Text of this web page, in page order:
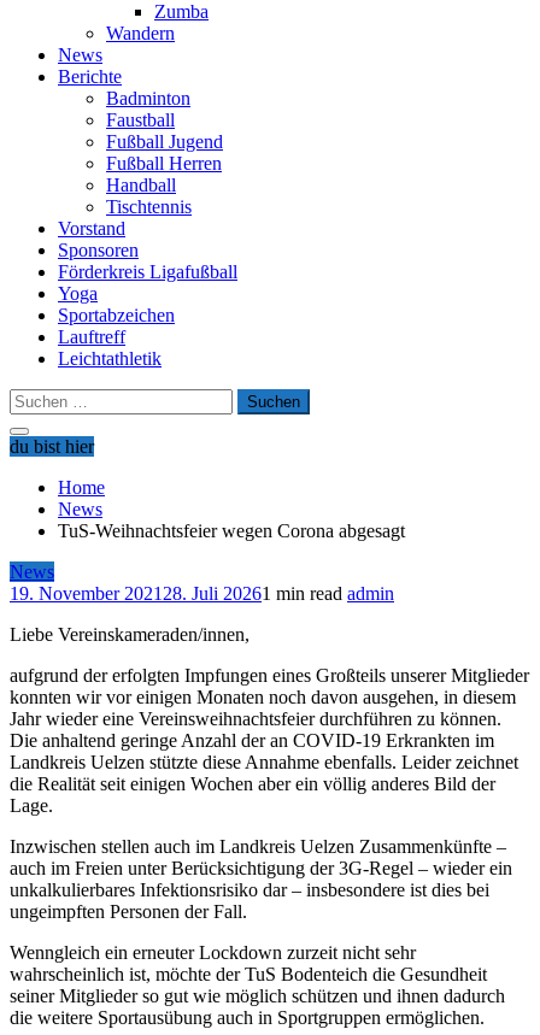
Zumba
Wandern
News
Berichte
Badminton
Faustball
Fußball Jugend
Fußball Herren
Handball
Tischtennis
Vorstand
Sponsoren
Förderkreis Ligafußball
Yoga
Sportabzeichen
Lauftreff
Leichtathletik
Suchen
nach:
du bist hier
Home
News
TuS-Weihnachtsfeier wegen Corona abgesagt
News
19. November 2021 28. Juli 20261 min read admin
Liebe Vereinskameraden/innen,
aufgrund der erfolgten Impfungen eines Großteils unserer Mitglieder
konnten wir vor einigen Monaten noch davon ausgehen, in diesem
Jahr wieder eine Vereinsweihnachtsfeier durchführen zu können.
Die anhaltend geringe Anzahl der an COVID-19 Erkrankten im
Landkreis Uelzen stützte diese Annahme ebenfalls. Leider zeichnet
die Realität seit einigen Wochen aber ein völlig anderes Bild der
Lage.
Inzwischen stellen auch im Landkreis Uelzen Zusammenkünfte –
auch im Freien unter Berücksichtigung der 3G-Regel – wieder ein
unkalkulierbares Infektionsrisiko dar – insbesondere ist dies bei
ungeimpften Personen der Fall.
Wenngleich ein erneuter Lockdown zurzeit nicht sehr
wahrscheinlich ist, möchte der TuS Bodenteich die Gesundheit
seiner Mitglieder so gut wie möglich schützen und ihnen dadurch
die weitere Sportausübung auch in Sportgruppen ermöglichen.